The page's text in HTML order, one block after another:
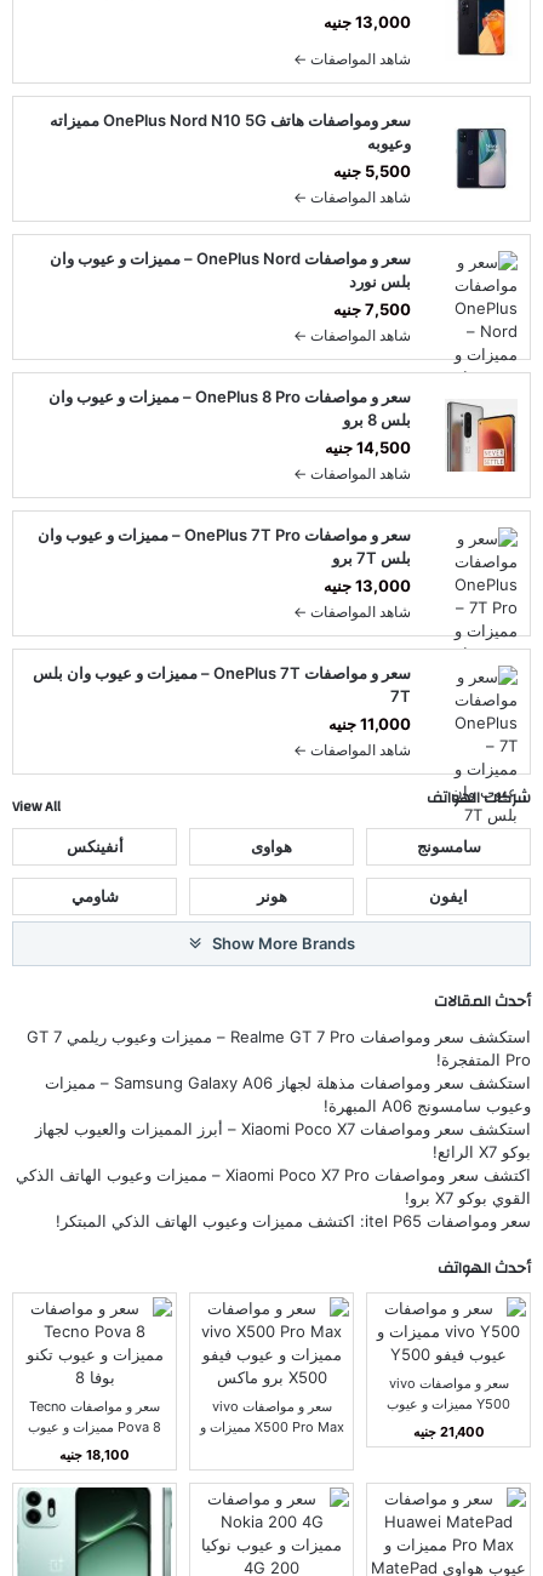
13,000 جنيه
شاهد المواصفات ←
سعر ومواصفات هاتف OnePlus Nord N10 5G مميزاته
وعيوبه
5,500 جنيه
شاهد المواصفات ←
سعر و مواصفات OnePlus Nord – مميزات و عيوب وان
بلس نورد
7,500 جنيه
شاهد المواصفات ←
سعر و مواصفات OnePlus 8 Pro – مميزات و عيوب وان
بلس 8 برو
14,500 جنيه
شاهد المواصفات ←
سعر و مواصفات OnePlus 7T Pro – مميزات و عيوب وان
بلس 7T برو
13,000 جنيه
شاهد المواصفات ←
سعر و مواصفات OnePlus 7T – مميزات و عيوب وان بلس
7T
11,000 جنيه
شاهد المواصفات ←
شركات الهواتف View All
سامسونج هواوى أنفينكس
ايفون هونر شاومي
Show More Brands
أحدث المقالات
استكشف سعر ومواصفات Realme GT 7 Pro – مميزات وعيوب ريلمي GT 7
Pro المتفجرة!
استكشف سعر ومواصفات مذهلة لجهاز Samsung Galaxy A06 – مميزات
وعيوب سامسونج A06 المبهرة!
استكشف سعر ومواصفات Xiaomi Poco X7 – أبرز المميزات والعيوب لجهاز
بوكو X7 الرائع!
اكتشف سعر ومواصفات Xiaomi Poco X7 Pro – مميزات وعيوب الهاتف الذكي
القوي بوكو X7 برو!
سعر ومواصفات itel P65: اكتشف مميزات وعيوب الهاتف الذكي المبتكر!
أحدث الهواتف
سعر و مواصفات vivo
Y500 مميزات و عيوب
فيفو Y500
21,400 جنيه
سعر و مواصفات vivo
X500 Pro Max مميزات و
ماكس
سعر و مواصفات Tecno
Pova 8 مميزات و عيوب
تكنو بوفا 8
18,100 جنيه